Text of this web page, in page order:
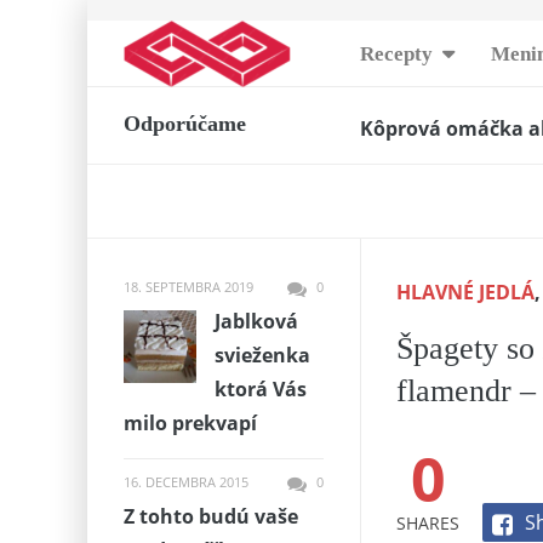
Recepty
Odporúčame Rýchla domáca
AUGUSTA 2016
Čučoriedkovo -
Najlepšie
Slivkové gule
HLAVNÉ JEDLÁ,
Špagety
flamendr
0
SHARES
18. SEPTEMBRA 2019 0
Jablková
svieženka
ktorá Vás
milo prekvapí
16. DECEMBRA 2015 0
Z tohto budú vaše